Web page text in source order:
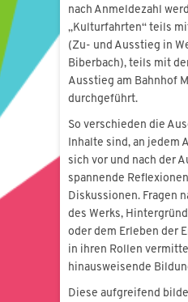
nach Anmeldezahl
„Kulturfahrten“ teils
(Zu- und Ausstieg in
Biberbach), teils mit
Ausstieg am Bahnhof
durchgeführt.
So verschieden die
Inhalte sind, an jedem
sich vor und nach der
spannende
Diskussionen. Fragen
des Werks,
oder dem Erleben der
in ihren Rollen
hinausweisende
Diese aufgreifend